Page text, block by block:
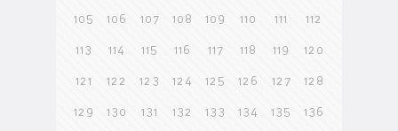
105 106 107 108 109 110 111 112
113 114 115 116 117 118 119 120
121 122 123 124 125 126 127 128
129 130 131 132 133 134 135 136